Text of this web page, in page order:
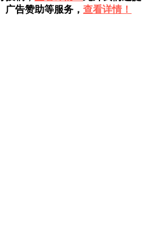
广告赞助等服务， 查看详情！